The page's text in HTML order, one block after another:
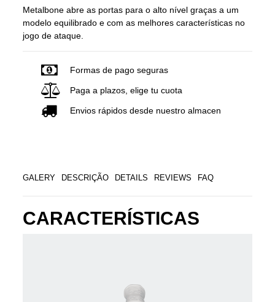
Metalbone abre as portas para o alto nível graças a um
modelo equilibrado e com as melhores características no
jogo de ataque.
Formas de pago seguras
Paga a plazos, elige tu cuota
Envios rápidos desde nuestro almacen
GALERY DESCRIÇÃO DETAILS REVIEWS FAQ
CARACTERÍSTICAS